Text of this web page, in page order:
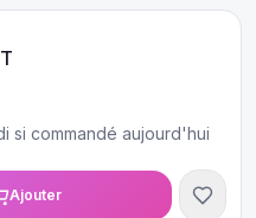
si commandé aujourd'hui
Ajouter